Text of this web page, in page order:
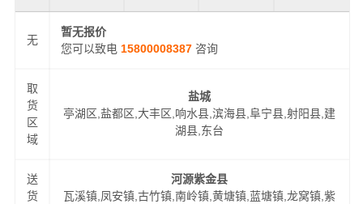
无
暂无报价
您可以致电 15800008387 咨询
取
货
区
域
盐城
亭湖区,盐都区,大丰区,响水县,滨海县,阜宁县,射阳县,建
湖县,东台
送
货
河源紫金县
瓦溪镇,凤安镇,古竹镇,南岭镇,黄塘镇,蓝塘镇,龙窝镇,紫